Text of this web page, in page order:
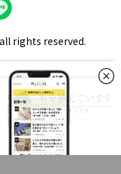
rights reserved.